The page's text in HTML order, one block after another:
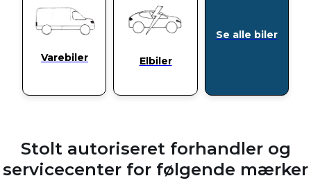
Varebiler Elbiler
Se alle biler
Stolt autoriseret forhandler og
servicecenter for følgende mærker